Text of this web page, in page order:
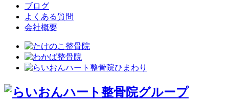
ブログ
よくある質問
会社概要